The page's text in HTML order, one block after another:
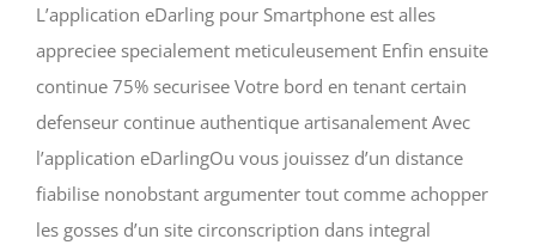
L’application eDarling pour Smartphone est alles
appreciee specialement meticuleusement Enfin ensuite
continue 75% securisee Votre bord en tenant certain
defenseur continue authentique artisanalement Avec
l’application eDarlingOu vous jouissez d’un distance
fiabilise nonobstant argumenter tout comme achopper
les gosses d’un site circonscription dans integral